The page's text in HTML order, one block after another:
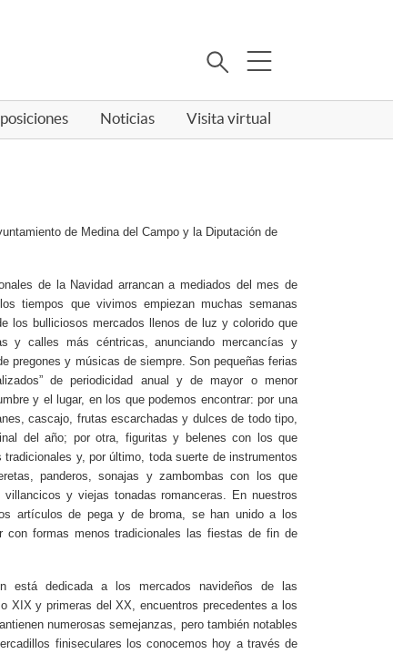
Buscar
Noticias Visita virtual
de Medina del Campo y la Diputación de
de la Navidad arrancan a mediados del mes de
tiempos que vivimos empiezan muchas semanas
los bulliciosos mercados llenos de luz y colorido que
y calles más céntricas, anunciando mercancías y
pregones y músicas de siempre. Son pequeñas ferias
de periodicidad anual y de mayor o menor
y el lugar, en los que podemos encontrar: por una
cascajo, frutas escarchadas y dulces de todo tipo,
del año; por otra, figuritas y belenes con los que
tradicionales y, por último, toda suerte de instrumentos
panderos, sonajas y zambombas con los que
villancicos y viejas tonadas romanceras. En nuestros
artículos de pega y de broma, se han unido a los
con formas menos tradicionales las fiestas de fin de
está dedicada a los mercados navideños de las
XIX y primeras del XX, encuentros precedentes a los
numerosas semejanzas, pero también notables
finiseculares los conocemos hoy a través de